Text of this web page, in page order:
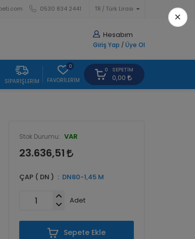
TR Türk Lirası
0530 834 2441
Hesabım
Giriş Yap / Üye Ol
SIPARIŞLERIM
0
FAVORILERIM
0 SEPETIM
0,00
Stok Durumu: VAR
23.636,51
ÇAP ( DN ) DN80-1,45 M
Adet
Sepete Ekle
×